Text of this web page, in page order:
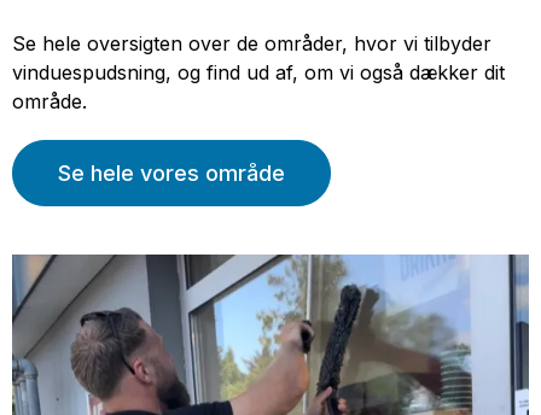
Se hele oversigten over de områder, hvor vi tilbyder
vinduespudsning, og find ud af, om vi også dækker dit
område.
Se hele vores område